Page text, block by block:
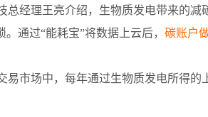
总经理王亮介绍，生物质发电带来的
通过“能耗宝”将数据上云后， 碳账户
易市场中，每年通过生物质发电所得的